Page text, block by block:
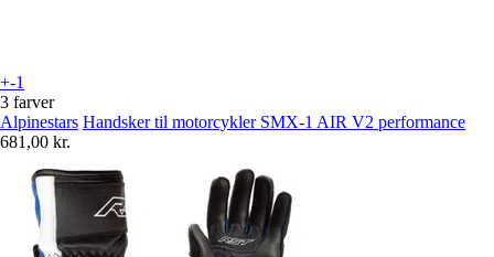
+-1
3 farver
Alpinestars Handsker til motorcykler SMX-1 AIR V2 performance
681,00 kr.